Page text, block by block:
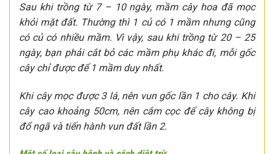
Sau khi trồng từ 7 – 10 ngày, mầm cây hoa đã mọc
khỏi mặt đất. Thường thì 1 củ có 1 mầm nhưng cũng
có củ có nhiều mầm. Vì vậy, sau khi trồng từ 20 – 25
ngày, bạn phải cắt bỏ các mầm phụ khác đi, mỗi gốc
cây chỉ được để 1 mầm duy nhất.
Khi cây mọc được 3 lá, nên vun gốc lần 1 cho cây. Khi
cây cao khoảng 50cm, nên cắm cọc để cây không bị
đổ ngã và tiến hành vun đất lần 2.